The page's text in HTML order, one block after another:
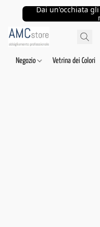
Dai un'occhiata
Negozio Vetrina dei Colori